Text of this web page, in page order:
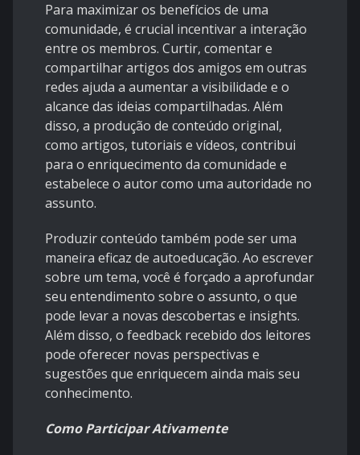
Para maximizar os benefícios de uma
comunidade, é crucial incentivar a interação
entre os membros. Curtir, comentar e
compartilhar artigos dos amigos em outras
redes ajuda a aumentar a visibilidade e o
alcance das ideias compartilhadas. Além
disso, a produção de conteúdo original,
como artigos, tutoriais e vídeos, contribui
para o enriquecimento da comunidade e
estabelece o autor como uma autoridade no
assunto.
Produzir conteúdo também pode ser uma
maneira eficaz de autoeducação. Ao escrever
sobre um tema, você é forçado a aprofundar
seu entendimento sobre o assunto, o que
pode levar a novas descobertas e insights.
Além disso, o feedback recebido dos leitores
pode oferecer novas perspectivas e
sugestões que enriquecem ainda mais seu
conhecimento.
Como Participar Ativamente